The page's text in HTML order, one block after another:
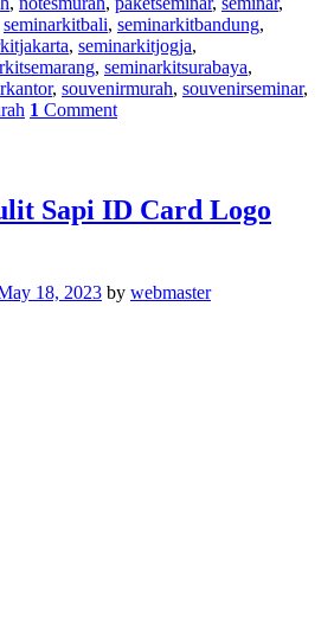
seminarkitbali, seminarkitbandung,
, seminarkitjogja,
, seminarkitsurabaya,
, souvenirmurah, souvenirseminar,
1 Comment
Sapi ID Card Logo
18, 2023 by webmaster